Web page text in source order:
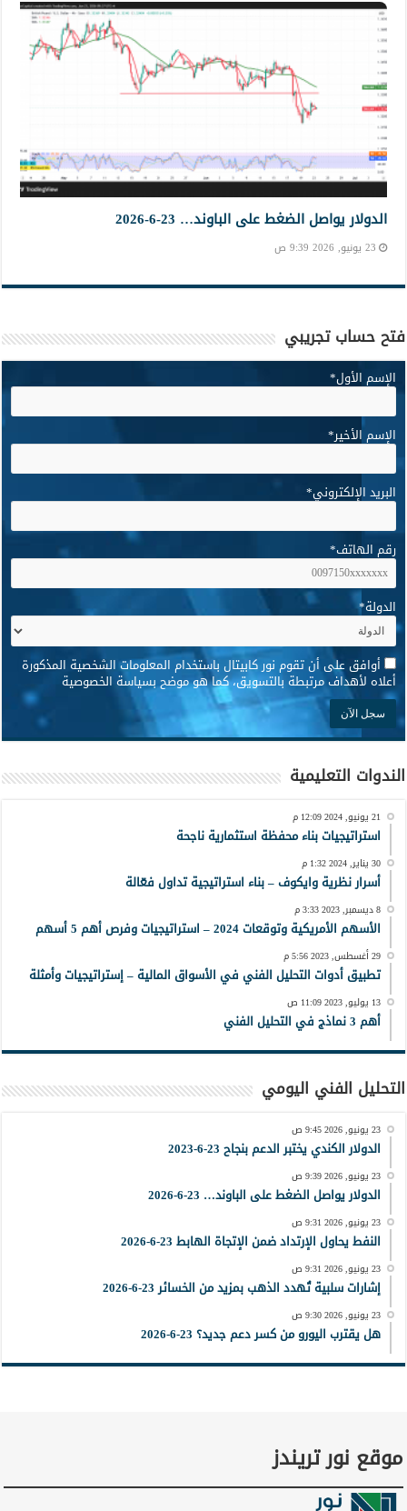
الدولار يواصل الضغط على الباوند… 23-6-2026
23 يونيو, 2026 9:39 ص
فتح حساب تجريبي
الإسم الأول*
الإسم الأخير*
البريد الإلكتروني*
رقم الهاتف*
الدولة*
* أوافق على أن تقوم نور كابيتال باستخدام المعلومات الشخصية المذكورة
أعلاه لأهداف مرتبطة بالتسويق، كما هو موضح بسياسة الخصوصية
الندوات التعليمية
21 يونيو, 2024 12:09 م
استراتيجيات بناء محفظة استثمارية ناجحة
30 يناير, 2024 1:32 م
أسرار نظرية وايكوف – بناء استراتيجية تداول فعّالة
8 ديسمبر, 2023 3:33 م
الأسهم الأمريكية وتوقعات 2024 – استراتيجيات وفرص أهم 5 أسهم
29 أغسطس, 2023 5:56 م
تطبيق أدوات التحليل الفني في الأسواق المالية – إستراتيجيات وأمثلة
13 يوليو, 2023 11:09 ص
أهم 3 نماذج في التحليل الفني
التحليل الفني اليومي
23 يونيو, 2026 9:45 ص
الدولار الكندي يختبر الدعم بنجاح 23-6-2023
23 يونيو, 2026 9:39 ص
الدولار يواصل الضغط على الباوند… 23-6-2026
23 يونيو, 2026 9:31 ص
النفط يحاول الإرتداد ضمن الإتجاة الهابط 23-6-2026
23 يونيو, 2026 9:31 ص
إشارات سلبية تُهدد الذهب بمزيد من الخسائر 23-6-2026
23 يونيو, 2026 9:30 ص
هل يقترب اليورو من كسر دعم جديد؟ 23-6-2026
موقع نور تريندز